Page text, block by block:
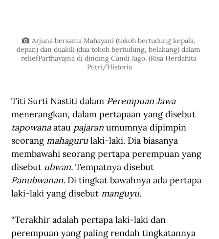
Arjuna bersama Mahayani (tokoh bertudung kepala,
depan) dan duakili (dua tokoh bertudung, belakang) dalam
reliefParthayajna di dinding Candi Jago. (Risa Herdahita
Putri/Historia
Titi Surti Nastiti dalam Perempuan Jawa
menerangkan, dalam pertapaan yang disebut
tapowana atau pajaran umumnya dipimpin
seorang mahaguru laki-laki. Dia biasanya
membawahi seorang pertapa perempuan yang
disebut ubwan. Tempatnya disebut
Panubwanan. Di tingkat bawahnya ada pertapa
laki-laki yang disebut manguyu.
“Terakhir adalah pertapa laki-laki dan
perempuan yang paling rendah tingkatannya